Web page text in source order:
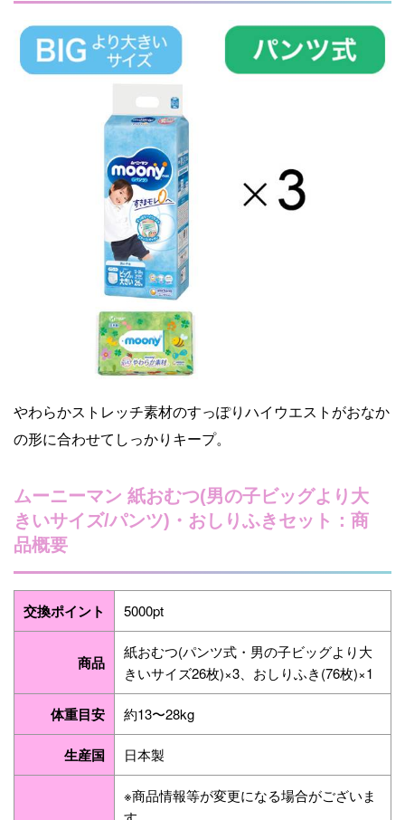
やわらかストレッチ素材のすっぽりハイウエストがおなか
の形に合わせてしっかりキープ。
ムーニーマン 紙おむつ(男の子ビッグより大
きいサイズ/パンツ)・おしりふきセット：商
品概要
交換ポイント 5000pt
商品
紙おむつ(パンツ式・男の子ビッグより大
きいサイズ26枚)×3、おしりふき(76枚)×1
体重目安 約13〜28kg
生産国 日本製
※商品情報等が変更になる場合がございま